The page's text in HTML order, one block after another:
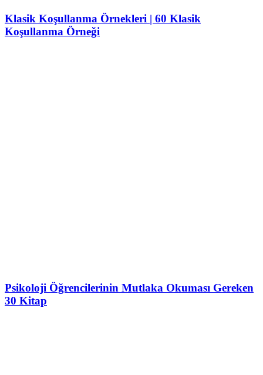
Klasik Koşullanma Örnekleri | 60 Klasik
Koşullanma Örneği
Psikoloji Öğrencilerinin Mutlaka Okuması Gereken
30 Kitap